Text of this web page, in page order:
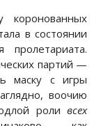
коронованных
в состоянии
партий —
маску с игры
воочию
роли всех